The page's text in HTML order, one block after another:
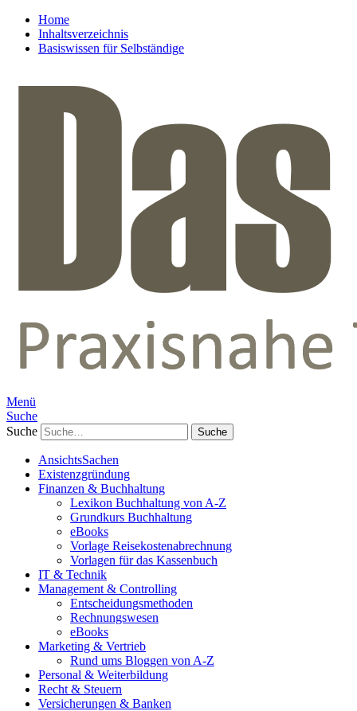
Home
Inhaltsverzeichnis
Basiswissen für Selbständige
Menü
Suche
Suche
AnsichtsSachen
Existenzgründung
Finanzen & Buchhaltung
Lexikon Buchhaltung von A-Z
Grundkurs Buchhaltung
eBooks
Vorlage Reisekostenabrechnung
Vorlagen für das Kassenbuch
IT & Technik
Management & Controlling
Entscheidungsmethoden
Rechnungswesen
eBooks
Marketing & Vertrieb
Rund ums Bloggen von A-Z
Personal & Weiterbildung
Recht & Steuern
Versicherungen & Banken